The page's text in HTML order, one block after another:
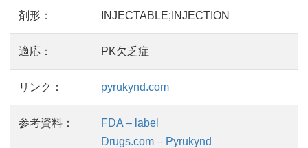
剤形： INJECTABLE;INJECTION
適応： PK欠乏症
リンク： pyrukynd.com
参考資料：
FDA – label
Drugs.com – Pyrukynd